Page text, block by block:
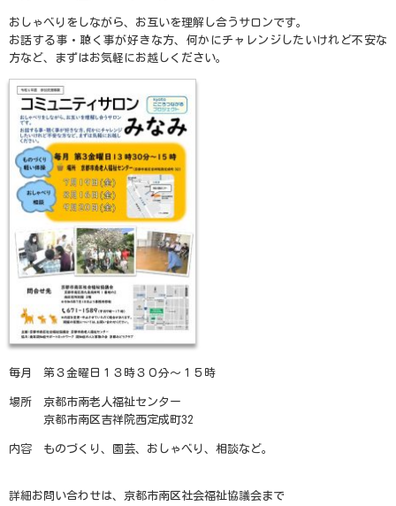
おしゃべりをしながら、お互いを理解し合うサロンです。
お話する事・聴く事が好きな方、何かにチャレンジしたいけれど不安な
方など、まずはお気軽にお越しください。
毎月 第３金曜日１３時３０分～１５時
場所 京都市南老人福祉センター
京都市南区吉祥院西定成町32
内容 ものづくり、園芸、おしゃべり、相談など。
詳細お問い合わせは、京都市南区社会福祉協議会まで